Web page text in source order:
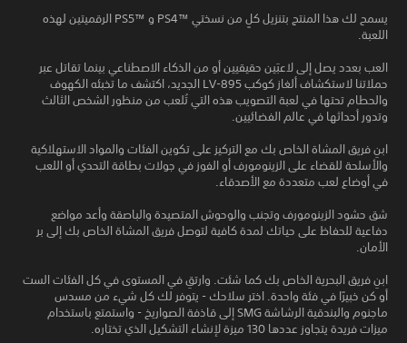
يسمح لك هذا المنتج بتنزيل كلٍ من نسختي PS4™‎ و PS5™‎ الرقميتين لهذه
اللعبة.
العب بعدد يصل إلى لاعبَين حقيقيين أو من الذكاء الاصطناعي بينما تقاتل عبر
حملاتنا لاستكشاف ألغاز كوكب LV-895 الجديد، اكتشف ما تخبئه الكهوف
والحطام تحتها في لعبة التصويب هذه التي تُلعب من منظور الشخص الثالث
وتدور أحداثها في عالم الفضائيين.
ابنِ فريق المشاة الخاص بك مع التركيز على تكوين الفئات والمواد الاستهلاكية
والأسلحة للقضاء على الزينومورف أو الفوز في جولات بطاقة التحدي أو اللعب
في أوضاع لعب متعددة مع الأصدقاء.
شق حشود الزينومورف وتجنب والوحوش المتصيدة والباصقة وأعد مواضع
دفاعية للحفاظ على حياتك لمدة كافية لتوصل فريق المشاة الخاص بك إلى بر
الأمان.
ابنِ فريق البحرية الخاص بك كما شئت. وارتقِ في المستوى في كل الفئات الست
أو كن خبيرًا في فئة واحدة. اختر سلاحك - يتوفر لك كل شيء من مسدس
ماجنوم والبندقية الرشاشة SMG إلى قاذفة الصواريخ - واستمتع باستخدام
ميزات فريدة يتجاوز عددها 130 ميزة لإنشاء التشكيل الذي تختاره.